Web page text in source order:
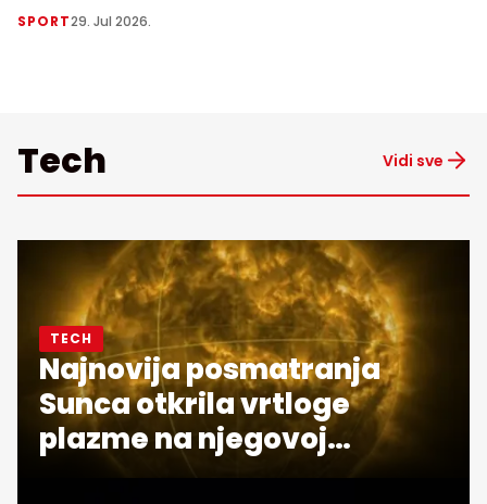
SPORT29. Jul 2026.
Tech Vidi sve
TECH
Najnovija posmatranja
Sunca otkrila vrtloge
plazme na njegovoj
površini